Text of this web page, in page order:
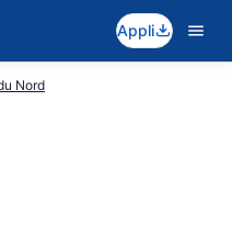
Appli
Nord